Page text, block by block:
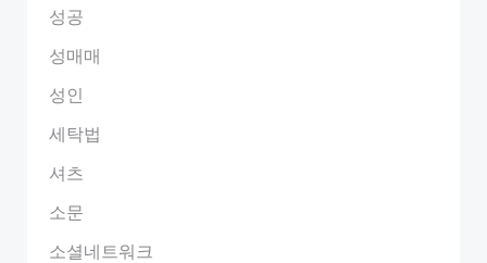
성공
성매매
성인
세탁법
셔츠
소문
소셜네트워크